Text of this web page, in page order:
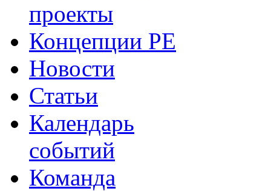
проекты
Концепции РЕ
Новости
Статьи
Календарь
событий
Команда